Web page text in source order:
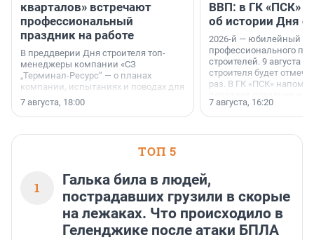
кварталов» встречают
профессиональный
праздник на работе
В преддверии Дня строителя топ-
менеджеры компании «СЗ
„Терминал-Ресурс“ — о планах
компании, испытаниях и поводах для
осторожного оптимизма.
7 августа, 18:00
ВВП: в ГК «ПСК»
об истории Дня
2026-й — юбилейный
профессионального
строителей. 9 августа
строителя будет
раз. В ГК «ПСК»
поменялась роль
7 августа, 16:20
ТОП 5
1
Галька била в людей,
пострадавших грузили в скорые
на лежаках. Что происходило в
Геленджике после атаки БПЛА